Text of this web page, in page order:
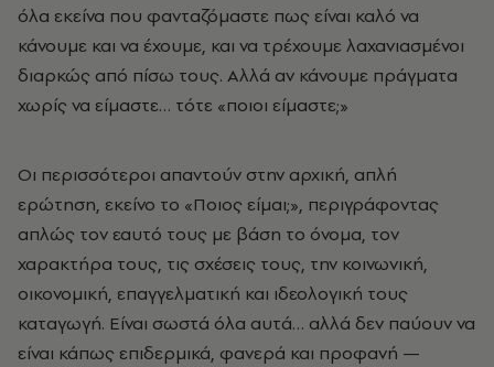
όλα εκείνα που φανταζόμαστε πως είναι καλό να
κάνουμε και να έχουμε, και να τρέχουμε λαχανιασμένοι
διαρκώς από πίσω τους. Αλλά αν κάνουμε πράγματα
χωρίς να είμαστε… τότε «ποιοι είμαστε;»
Οι περισσότεροι απαντούν στην αρχική, απλή
ερώτηση, εκείνο το «Ποιος είμαι;», περιγράφοντας
απλώς τον εαυτό τους με βάση το όνομα, τον
χαρακτήρα τους, τις σχέσεις τους, την κοινωνική,
οικονομική, επαγγελματική και ιδεολογική τους
καταγωγή. Είναι σωστά όλα αυτά… αλλά δεν παύουν να
είναι κάπως επιδερμικά, φανερά και προφανή —